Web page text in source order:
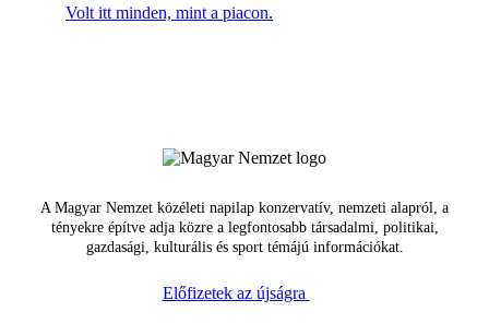
Volt itt minden, mint a piacon.
A Magyar Nemzet közéleti napilap konzervatív, nemzeti alapról, a
tényekre építve adja közre a legfontosabb társadalmi, politikai,
gazdasági, kulturális és sport témájú információkat.
Előfizetek az újságra